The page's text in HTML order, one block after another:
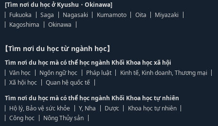
[Tìm nơi du học ở Kyushu・Okinawa]
Fukuoka
Saga Nagasaki Kumamoto Oita
Miyazaki
Kagoshima
Okinawa
【Tìm nơi du học từ ngành học】
Tìm nơi du học mà có thể học ngành Khối Khoa học xã hội
Văn học
Ngôn ngữ học Pháp luật
Kinh tế, Kinh doanh, Thương mại
Xã hội học
Quan hệ quốc tế
Tìm nơi du học mà có thể học ngành Khối Khoa học tự nhiên
Hộ lý, Bảo vệ sức khỏe
Y, Nha Dược
Khoa học tự nhiên
Công học
Nông Thủy sản